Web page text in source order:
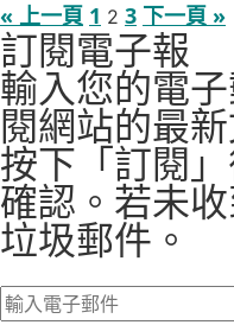
« 上一頁 1 2 3 下一頁 »
訂閱電子報
輸入您的電
閱網站的最新
按下「訂閱
確認。若未
垃圾郵件。